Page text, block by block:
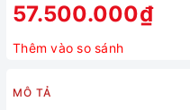
57.500.000₫
Thêm vào so sánh
MÔ TẢ